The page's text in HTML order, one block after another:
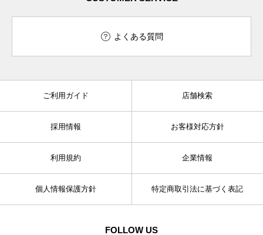
よくある質問
ご利用ガイド 店舗検索
採用情報 お客様対応方針
利用規約 企業情報
個人情報保護方針 特定商取引法に基づく表記
FOLLOW US